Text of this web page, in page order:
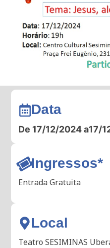
Data
De 17/12/2024 a17/
Ingressos*
Entrada Gratuita
Local
Teatro SESIMINAS